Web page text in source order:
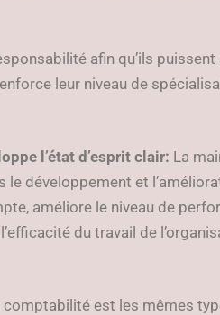
afin qu’ils
leur niveau de
l’état d’esprit clair: La
développement et
améliore le niveau de
du travail de
comptabilité est les mêmes